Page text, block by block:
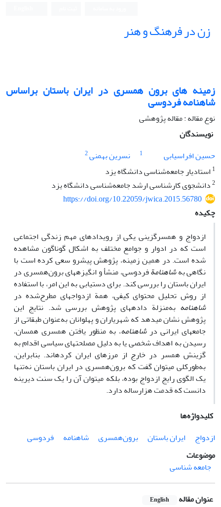
زن در فرهنگ و هنر
زمینه های برون همسری در ایران باستان براساس
شاهنامه فردوسی
نوع مقاله : مقاله پژوهشی
نویسندگان
حسین افراسیابی
1 نسرین بهمنی2
1 استادیار جامعه‌شناسی دانشگاه یزد
2دانشجوی کارشناسی ارشد جامعه‌شناسی دانشگاه یزد
https://doi.org/10.22059/jwica.2015.56780
چکیده
ازدواج و همسرگزینی یکی از ‏رویداد‏های مهم زندگی اجتماعی
است که در ادوار و جوامع مختلف به اشکال گوناگون مشاهده
شده است. در همین زمینه، پژوهش پیش‏رو سعی کرده است با
نگاهی بهشاهنامةفردوسی، منشأ و انگیزه‏های برون‌همسری در
ایران باستان را بررسی کند. برای دستیابی به این امر، با استفاده
از روش تحلیل محتوای کیفی، همة ازدواج‏های مطرح‌شده در
شاهنامهبه‌منزلة داده‏های پژوهش بررسی شد. نتایج این
پژوهش نشان می‏دهد که شهریاران و پهلوانان به‌عنوان طبقاتی از
جامعه‏ای ایرانی درشاهنامه، به منظور یافتن همسری همسان،
رسیدن به اهداف شخصی یا به دلیل مصلحت‏های سیاسی اقدام به
گزینش همسر در خارج از مرزهای ایران کرده‏اند. بنابراین،
به‌طور‌کلی می‏توان گفت که برون‌همسری در ایران باستان نه‌تنها
یک الگوی رایج ازدواج بوده، بلکه می‏توان آن را یک سنت دیرینه
دانست که قدمت هزارساله دارد.
کلیدواژه‌ها
ازدواج
ایران باستان برون‌همسری شاهنامه
فردوسی
موضوعات
جامعه شناسی
عنوان مقاله English